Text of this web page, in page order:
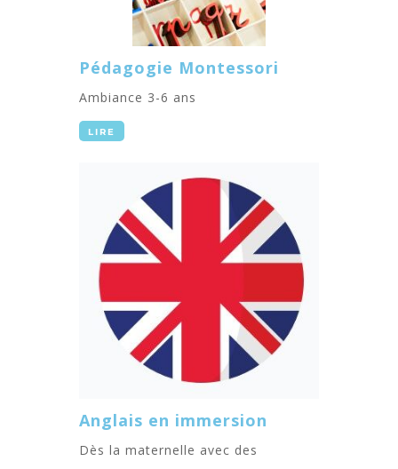
Pédagogie Montessori
Ambiance 3-6 ans
LIRE
Anglais en immersion
Dès la maternelle avec des